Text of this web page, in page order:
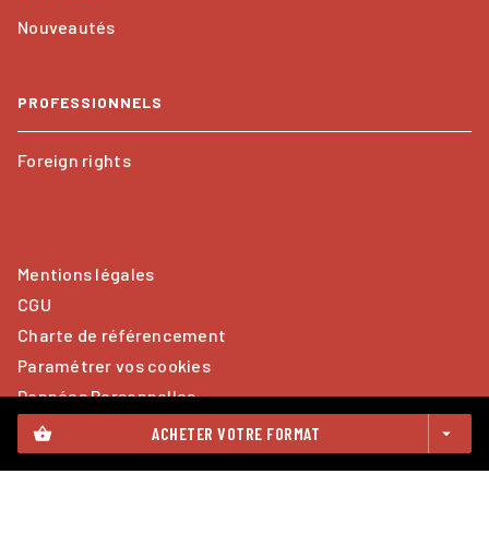
shopping_basket ACHETER VOTRE FORMAT arrow_drop_down
Nouveautés
PROFESSIONNELS
Foreign rights
Mentions légales
CGU
Charte de référencement
Paramétrer vos cookies
Données Personnelles